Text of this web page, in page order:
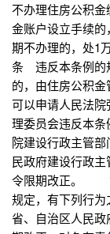
不办理住房公积
金账户设立手续
期不办理的，处
条 违反本条例的
的，由住房公积金
可以申请人民法
理委员会违反本
院建设行政主管
民政府建设行政
令限期改正。
规定，有下列行
省、自治区人民